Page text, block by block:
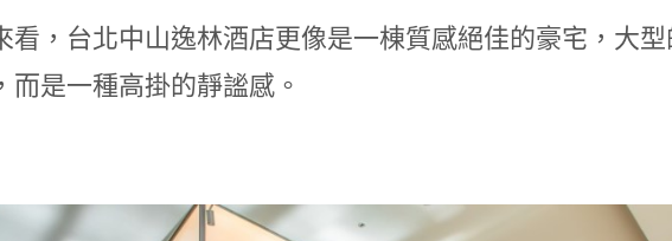
看，台北中山逸林酒店更像是一棟質感絕佳的豪宅，大
而是一種高掛的靜謐感。